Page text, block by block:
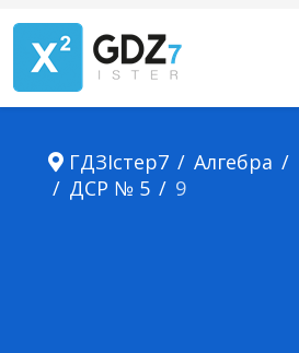
ГДЗІстер7 Алгебра
ДСР № 5
9